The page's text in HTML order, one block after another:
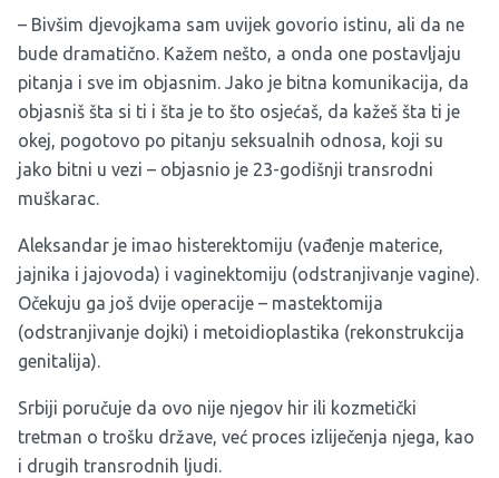
– Bivšim djevojkama sam uvijek govorio istinu, ali da ne
bude dramatično. Kažem nešto, a onda one postavljaju
pitanja i sve im objasnim. Jako je bitna komunikacija, da
objasniš šta si ti i šta je to što osjećaš, da kažeš šta ti je
okej, pogotovo po pitanju seksualnih odnosa, koji su
jako bitni u vezi – objasnio je 23-godišnji transrodni
muškarac.
Aleksandar je imao histerektomiju (vađenje materice,
jajnika i jajovoda) i vaginektomiju (odstranjivanje vagine).
Očekuju ga još dvije operacije – mastektomija
(odstranjivanje dojki) i metoidioplastika (rekonstrukcija
genitalija).
Srbiji poručuje da ovo nije njegov hir ili kozmetički
tretman o trošku države, već proces izliječenja njega, kao
i drugih transrodnih ljudi.